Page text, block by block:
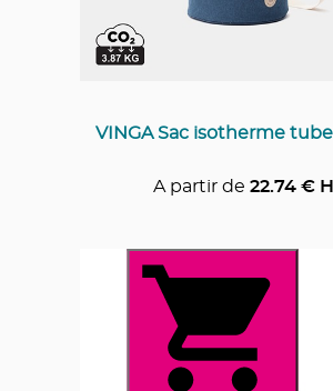
VINGA Sac isotherme
A partir de 22.74€